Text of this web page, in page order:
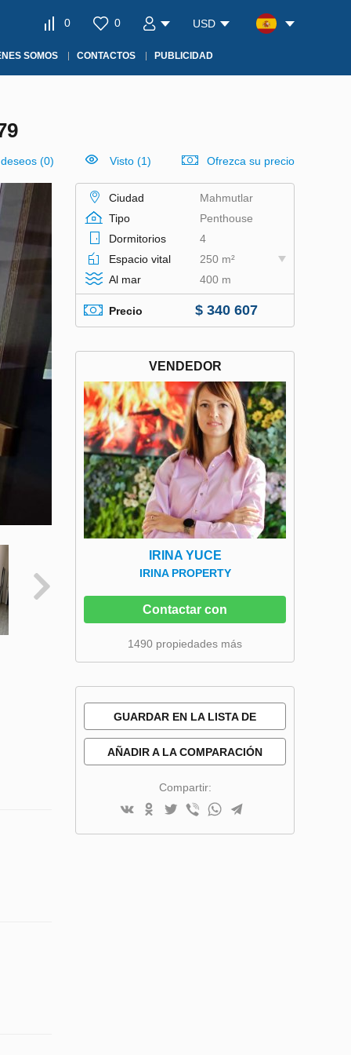
0 0 USD
SOMOS CONTACTOS PUBLICIDAD
(0) Visto (1) Ofrezca su precio
Ciudad
Mahmutlar
Tipo
Penthouse
Dormitorios
4
Espacio vital
250 m²
Al mar
400 m
Precio $ 340 607
VENDEDOR
IRINA YUCE
IRINA PROPERTY
Contactar con
1490 propiedades más
GUARDAR EN LA LISTA DE
AÑADIR A LA COMPARACIÓN
Compartir: